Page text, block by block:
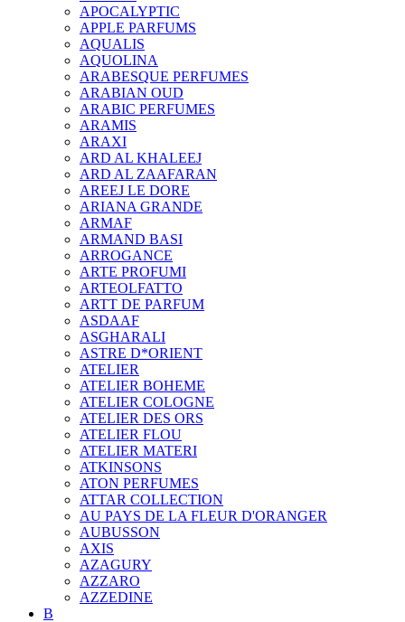
APOCALYPTIC
APPLE PARFUMS
AQUALIS
AQUOLINA
ARABESQUE PERFUMES
ARABIAN OUD
ARABIC PERFUMES
ARAMIS
ARAXI
ARD AL KHALEEJ
ARD AL ZAAFARAN
AREEJ LE DORE
ARIANA GRANDE
ARMAF
ARMAND BASI
ARROGANCE
ARTE PROFUMI
ARTEOLFATTO
ARTT DE PARFUM
ASDAAF
ASGHARALI
ASTRE D*ORIENT
ATELIER
ATELIER BOHEME
ATELIER COLOGNE
ATELIER DES ORS
ATELIER FLOU
ATELIER MATERI
ATKINSONS
ATON PERFUMES
ATTAR COLLECTION
AU PAYS DE LA FLEUR D'ORANGER
AUBUSSON
AXIS
AZAGURY
AZZARO
AZZEDINE
B